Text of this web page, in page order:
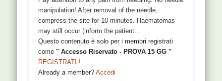
manipulation! After removal of the needle,
compress the site for 10 minutes. Haematomas
may still occur (inform the patient...
Questo contenuto è solo per i membri registrati
come" Accesso Riservato - PROVA 15 GG "
REGISTRATI !
Already a member?Accedi